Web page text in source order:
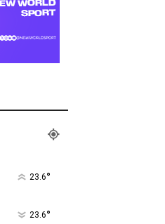
23.6°
23.6°